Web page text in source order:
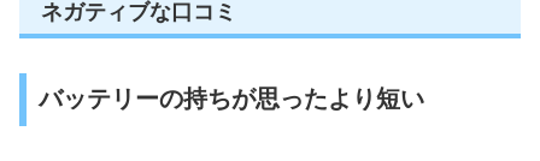
ネガティブな口コミ
バッテリーの持ちが思ったより短い